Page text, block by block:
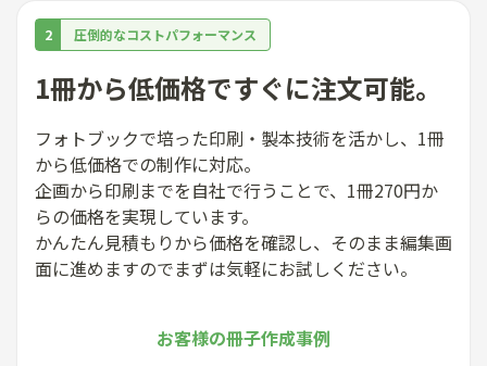
2 圧倒的なコストパフォーマンス
1冊から低価格ですぐに注文可能。
フォトブックで培った印刷・製本技術を活かし、1冊
から低価格での制作に対応。
企画から印刷までを自社で行うことで、1冊270円か
らの価格を実現しています。
かんたん見積もりから価格を確認し、そのまま編集画
面に進めますのでまずは気軽にお試しください。
お客様の冊子作成事例